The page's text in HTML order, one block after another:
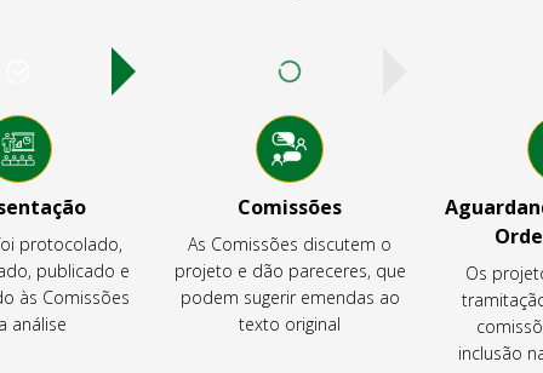
protocolado,
publicado e
às Comissões
análise
Comissões
As Comissões discutem o
projeto e dão pareceres, que
podem sugerir emendas ao
texto original
Os
inclusão